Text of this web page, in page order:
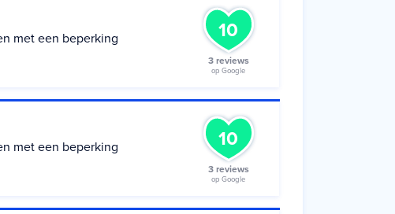
met een beperking
10
3 reviews
op Google
met een beperking
10
3 reviews
op Google